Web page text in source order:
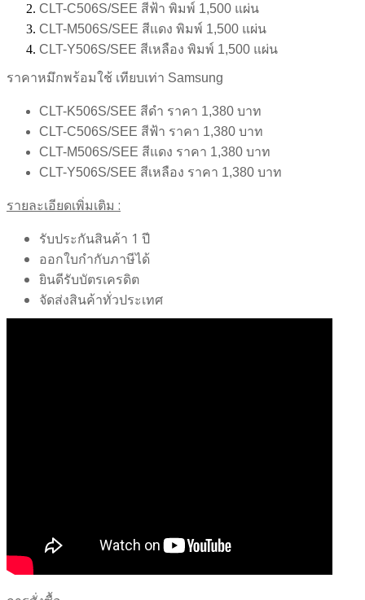
CLT-C506S/SEE สีฟ้า พิมพ์ 1,500 แผ่น
CLT-M506S/SEE สีแดง พิมพ์ 1,500 แผ่น
CLT-Y506S/SEE สีเหลือง พิมพ์ 1,500 แผ่น
ราคาหมึกพร้อมใช้ เทียบเท่า Samsung
CLT-K506S/SEE สีดำ ราคา 1,380 บาท
CLT-C506S/SEE สีฟ้า ราคา 1,380 บาท
CLT-M506S/SEE สีแดง ราคา 1,380 บาท
CLT-Y506S/SEE สีเหลือง ราคา 1,380 บาท
รายละเอียดเพิ่มเติม :
รับประกันสินค้า 1 ปี
ออกใบกำกับภาษีได้
ยินดีรับบัตรเครดิต
จัดส่งสินค้าทั่วประเทศ